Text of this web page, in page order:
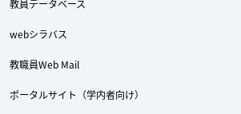
教員データベース
webシラバス
教職員Web Mail
ポータルサイト（学内者向け）